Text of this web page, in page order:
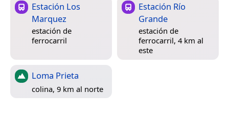
Estación Los
Marquez
estación de
ferrocarril
Estación Río
Grande
estación de
ferrocarril, 4 km al
este
Loma Prieta
colina, 9 km al norte